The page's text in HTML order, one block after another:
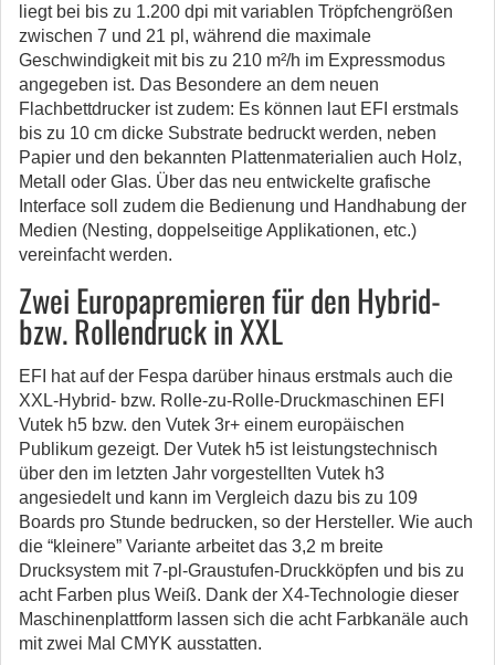
liegt bei bis zu 1.200 dpi mit variablen Tröpfchengrößen
zwischen 7 und 21 pl, während die maximale
Geschwindigkeit mit bis zu 210 m²/h im Expressmodus
angegeben ist. Das Besondere an dem neuen
Flachbettdrucker ist zudem: Es können laut EFI erstmals
bis zu 10 cm dicke Substrate bedruckt werden, neben
Papier und den bekannten Plattenmaterialien auch Holz,
Metall oder Glas. Über das neu entwickelte grafische
Interface soll zudem die Bedienung und Handhabung der
Medien (Nesting, doppelseitige Applikationen, etc.)
vereinfacht werden.
Zwei Europapremieren für den Hybrid-
bzw. Rollendruck in XXL
EFI hat auf der Fespa darüber hinaus erstmals auch die
XXL-Hybrid- bzw. Rolle-zu-Rolle-Druckmaschinen EFI
Vutek h5 bzw. den Vutek 3r+ einem europäischen
Publikum gezeigt. Der Vutek h5 ist leistungstechnisch
über den im letzten Jahr vorgestellten Vutek h3
angesiedelt und kann im Vergleich dazu bis zu 109
Boards pro Stunde bedrucken, so der Hersteller. Wie auch
die “kleinere” Variante arbeitet das 3,2 m breite
Drucksystem mit 7-pl-Graustufen-Druckköpfen und bis zu
acht Farben plus Weiß. Dank der X4-Technologie dieser
Maschinenplattform lassen sich die acht Farbkanäle auch
mit zwei Mal CMYK ausstatten.